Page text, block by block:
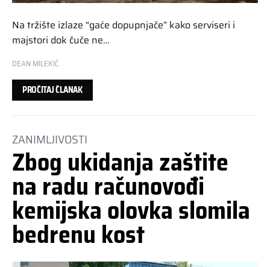
Na tržište izlaze “gaće dopupnjače” kako serviseri i
majstori dok čuče ne…
DEAN MILEKIĆ
PROČITAJ ČLANAK
ZANIMLJIVOSTI
Zbog ukidanja zaštite
na radu računovođi
kemijska olovka slomila
bedrenu kost